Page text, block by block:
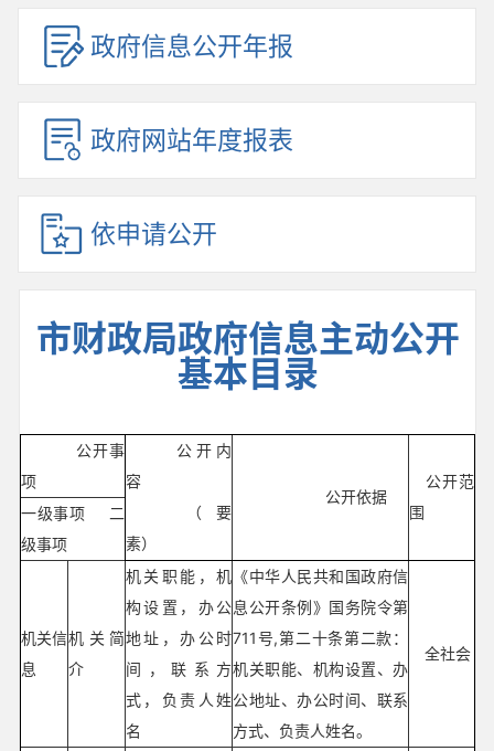
政府信息公开年报
政府网站年度报表
依申请公开
市财政局政府信息主动公开
基本目录
公开事
项
公开内
容
（要
素）
公开依据
公开范
围
一级事项 二
级事项
机关信
息
机关简
介
机关职能，机
构设置，办公
地址，办公时
间，联系方
式，负责人姓
名
《中华人民共和国政府信
息公开条例》国务院令第
711号,第二十条第二款：
机关职能、机构设置、办
公地址、办公时间、联系
方式、负责人姓名。
全社会